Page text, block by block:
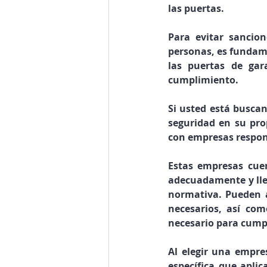
las puertas.
Para evitar
personas, es
las puertas de
cumplimiento.
Si usted está
seguridad en su
con empresas
Estas empresas
adecuadamente y
normativa. Pueden
necesarios, así
necesario para
Al elegir una